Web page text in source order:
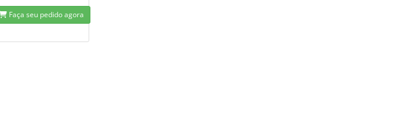
Faça seu pedido agora